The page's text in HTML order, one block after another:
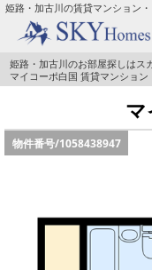
姫路・加古川の賃貸マンション
TOPページ
都市ガス·オール電化
☆新築物件☆
☆ペット飼育可能物
姫路・加古川のお部屋探しはス
マイコーポ白国 賃貸マンション
物件番号/1058438947